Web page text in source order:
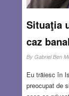
Situaţia
caz
By Gabriel Ben
Eu trăiesc în
preocupat de